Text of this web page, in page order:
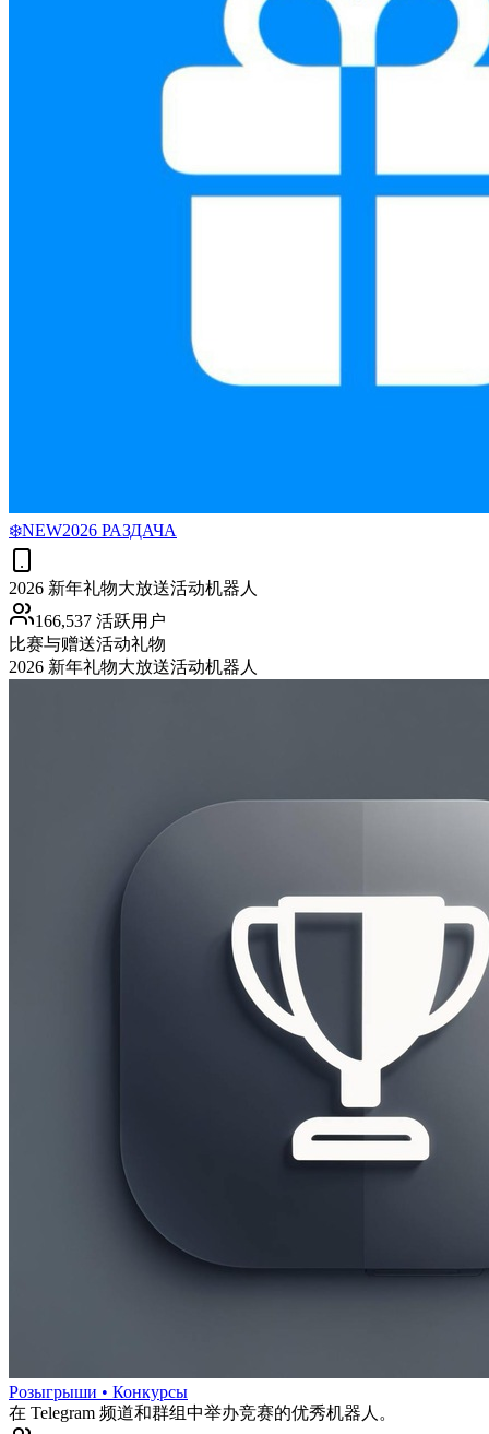
❄️NEW2026 РАЗДАЧА
2026 新年礼物大放送活动机器人
166,537 活跃用户
比赛与赠送活动礼物
2026 新年礼物大放送活动机器人
Розыгрыши • Конкурсы
在 Telegram 频道和群组中举办竞赛的优秀机器人。